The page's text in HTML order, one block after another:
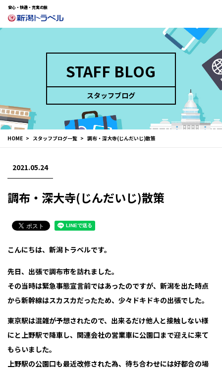
安心・快適・充実の旅
STAFF BLOG
スタッフブログ
HOME スタッフブログ一覧 調布・深大寺(じんだいじ)散策
2021.05.24
調布・深大寺(じんだいじ)散策
こんにちは、新潟トラベルです。
先日、出張で調布市を訪れました。
その当時は緊急事態宣言前ではあったのですが、新潟を出た時点
から新幹線はスカスカだったため、少々ドキドキの出張でした。
東京駅は混雑が予想されたので、出来るだけ他人と接触しない様
にと上野駅で降車し、関連会社の営業車に公園口まで迎えに来て
もらいました。
上野駅の公園口も最近改修された為、待ち合わせには好都合の場